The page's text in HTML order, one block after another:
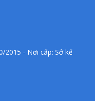
2015 - Nơi cấp: Sở kế